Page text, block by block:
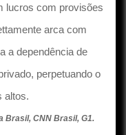
lucros com provisões
arca com
a dependência de
perpetuando o
altos.
Brasil, CNN Brasil, G1.